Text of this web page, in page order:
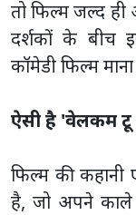
तो फिल्म जल्द
दर्शकों के बीच
कॉमेडी फिल्म माना
ऐसी है 'वेलकम
फिल्म की कहानी
है, जो अपने